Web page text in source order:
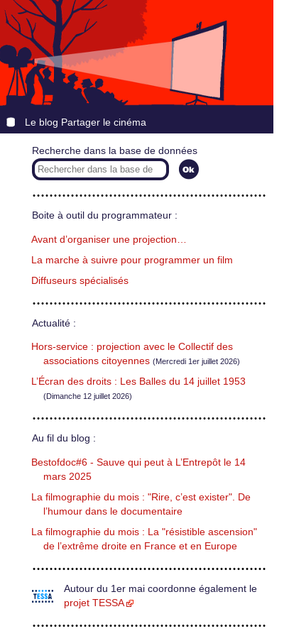
Le blog Partager le cinéma
Recherche dans la base de données
Boite à outil du programmateur :
Avant d’organiser une projection…
La marche à suivre pour programmer un film
Diffuseurs spécialisés
Actualité :
Hors-service : projection avec le Collectif des
associations citoyennes (Mercredi 1er juillet 2026)
L’Écran des droits : Les Balles du 14 juillet 1953
(Dimanche 12 juillet 2026)
Au fil du blog :
Bestofdoc#6 - Sauve qui peut à L’Entrepôt le 14
mars 2025
La filmographie du mois : "Rire, c’est exister". De
l’humour dans le documentaire
La filmographie du mois : La "résistible ascension"
de l’extrême droite en France et en Europe
Autour du 1er mai coordonne également le
projet TESSA